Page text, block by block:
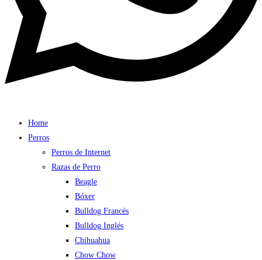
Home
Perros
Perros de Internet
Razas de Perro
Beagle
Bóxer
Bulldog Francés
Bulldog Inglés
Chihuahua
Chow Chow